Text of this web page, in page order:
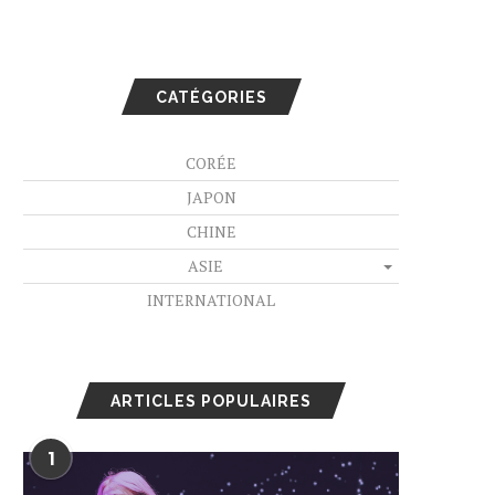
CATÉGORIES
CORÉE
JAPON
CHINE
ASIE
INTERNATIONAL
ARTICLES POPULAIRES
1